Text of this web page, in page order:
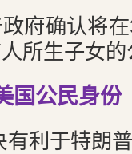
府确认将
所生子女
国公民身份
利于特朗